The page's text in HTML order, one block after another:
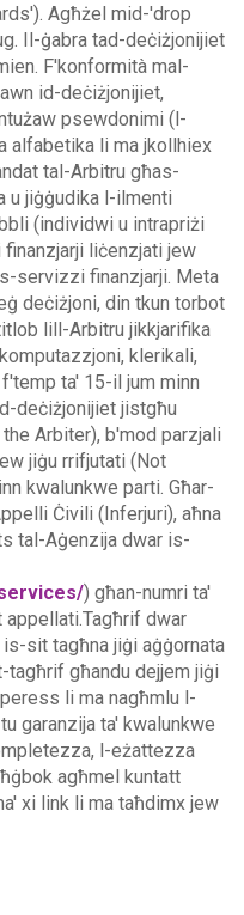
Agħżel mid-'drop
Il-ġabra tad-deċiżjonijiet
F'konformità mal-
id-deċiżjonijiet,
psewdonimi (l-
alfabetika li ma jkollhiex
tal-Arbitru għas-
u jiġġudika l-ilmenti
(individwi u intrapriżi
liċenzjati jew
servizzi finanzjarji. Meta
deċiżjoni, din tkun torbot
lill-Arbitru jikkjarifika
klerikali,
ta' 15-il jum minn
deċiżjonijiet jistgħu
Arbiter), b'mod parzjali
jiġu rrifjutati (Not
kwalunkwe parti. Għar-
Ċivili (Inferjuri), aħna
tal-Aġenzija dwar is-
) għan-numri ta'
dwar
sit tagħna jiġi aġġornata
tagħrif għandu dejjem jiġi
li ma nagħmlu l-
garanzija ta' kwalunkwe
l-eżattezza
agħmel kuntatt
xi link li ma taħdimx jew